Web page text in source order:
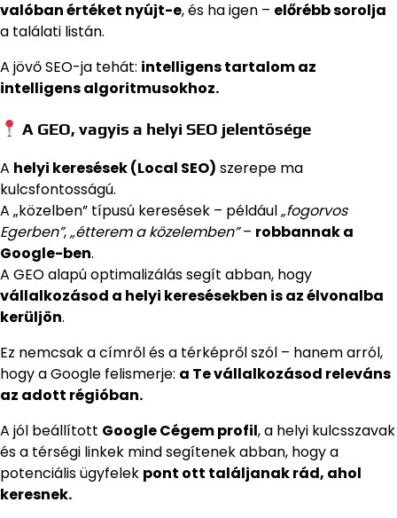
valóban értéket nyújt-e, és ha igen – előrébb sorolja
a találati listán.
A jövő SEO-ja tehát: intelligens tartalom az
intelligens algoritmusokhoz.
A GEO, vagyis a helyi SEO jelentősége
A helyi keresések (Local SEO) szerepe ma
kulcsfontosságú.
A „közelben” típusú keresések – például„fogorvos
Egerben”,„étterem a közelemben”– robbannak a
Google-ben.
A GEO alapú optimalizálás segít abban, hogy
vállalkozásod a helyi keresésekben is az élvonalba
kerüljön.
Ez nemcsak a címről és a térképről szól – hanem arról,
hogy a Google felismerje: a Te vállalkozásod releváns
az adott régióban.
A jól beállított Google Cégem profil, a helyi kulcsszavak
és a térségi linkek mind segítenek abban, hogy a
potenciális ügyfelek pont ott találjanak rád, ahol
keresnek.